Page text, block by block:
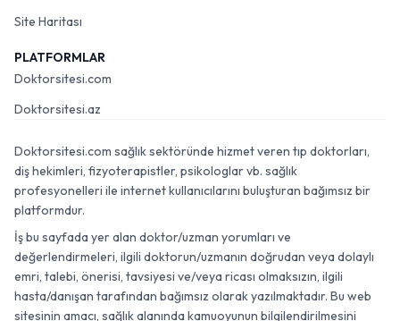
Site Haritası
PLATFORMLAR
Doktorsitesi.com
Doktorsitesi.az
Doktorsitesi.com sağlık sektöründe hizmet veren tıp doktorları,
diş hekimleri, fizyoterapistler, psikologlar vb. sağlık
profesyonelleri ile internet kullanıcılarını buluşturan bağımsız bir
platformdur.
İş bu sayfada yer alan doktor/uzman yorumları ve
değerlendirmeleri, ilgili doktorun/uzmanın doğrudan veya dolaylı
emri, talebi, önerisi, tavsiyesi ve/veya ricası olmaksızın, ilgili
hasta/danışan tarafından bağımsız olarak yazılmaktadır. Bu web
sitesinin amacı, sağlık alanında kamuoyunun bilgilendirilmesini